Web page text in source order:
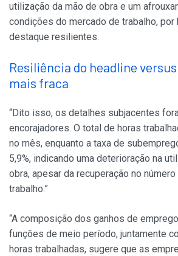
utilização da mão de obra e um
condições do mercado de trabalho,
destaque resilientes.
Resiliência do headline
mais fraca
“Dito isso, os detalhes subjacentes
encorajadores. O total de horas
no mês, enquanto a taxa de
5,9%, indicando uma deterioração na
obra, apesar da recuperação no
trabalho.”
“A composição dos ganhos de
funções de meio período, juntamente
horas trabalhadas, sugere que as